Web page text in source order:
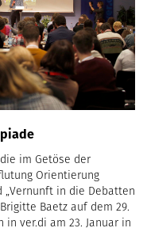
im Getöse der
Orientierung
in die Debatten
Baetz auf dem 29.
ver.di am 23. Januar in